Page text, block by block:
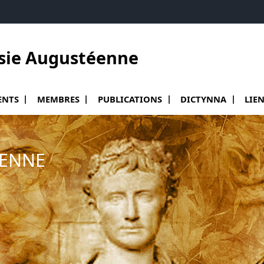
Augustéenne
MEMBRES PUBLICATIONS DICTYNNA